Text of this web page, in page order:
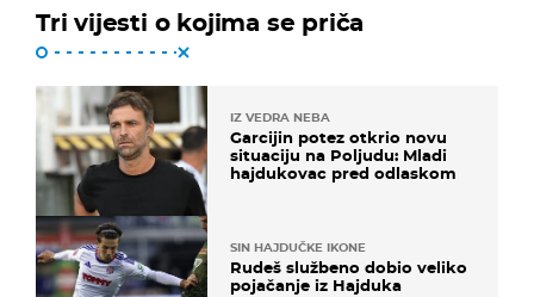
Tri vijesti o kojima se priča
IZ VEDRA NEBA
Garcijin potez otkrio novu
situaciju na Poljudu: Mladi
hajdukovac pred odlaskom
SIN HAJDUČKE IKONE
Rudeš službeno dobio veliko
pojačanje iz Hajduka